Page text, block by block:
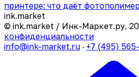
принтере: что даёт
ink.market
© ink.market / Инк-Маркет.ру,
конфиденциальности
info@ink-market.ru · +7 (495)